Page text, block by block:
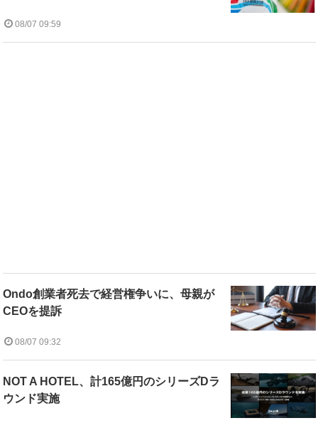
08/07 09:59
Ondo創業者死去で経営権争いに、母親が
CEOを提訴
08/07 09:32
NOT A HOTEL、計165億円のシリーズDラ
ウンド実施